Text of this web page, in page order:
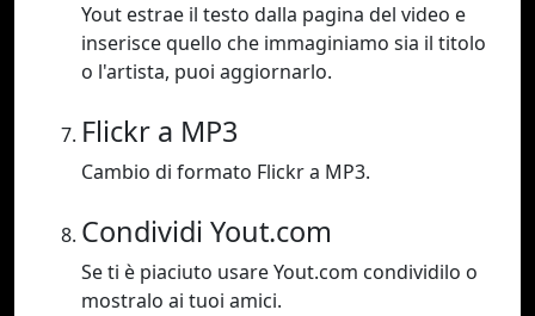
Yout estrae il testo dalla pagina del video e
inserisce quello che immaginiamo sia il titolo
o l'artista, puoi aggiornarlo.
Flickr a MP3
Cambio di formato Flickr a MP3.
Condividi Yout.com
Se ti è piaciuto usare Yout.com condividilo o
mostralo ai tuoi amici.